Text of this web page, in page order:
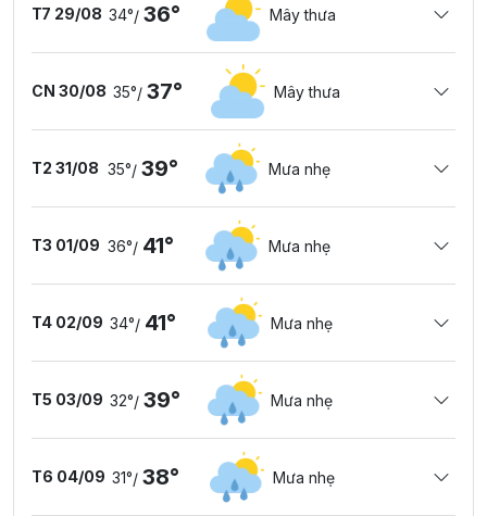
T7 29/08 34°/ 36° Mây thưa
CN 30/08 35°/ 37° Mây thưa
T2 31/08 35°/ 39° Mưa nhẹ
T3 01/09 36°/ 41° Mưa nhẹ
T4 02/09 34°/ 41° Mưa nhẹ
T5 03/09 32°/ 39° Mưa nhẹ
T6 04/09 31°/ 38° Mưa nhẹ